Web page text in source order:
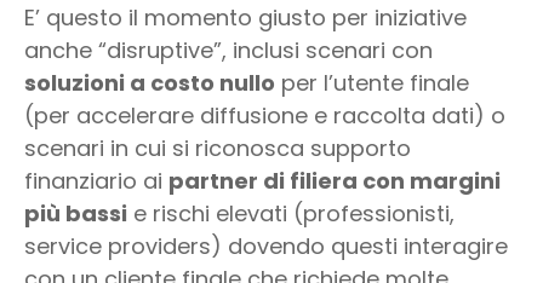
E’ questo il momento giusto per iniziative
anche “disruptive”, inclusi scenari con
soluzioni a costo nullo per l’utente finale
(per accelerare diffusione e raccolta dati) o
scenari in cui si riconosca supporto
finanziario ai partner di filiera con margini
più bassi e rischi elevati (professionisti,
service providers) dovendo questi interagire